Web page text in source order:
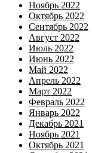
Ноябрь 2022
Октябрь 2022
Сентябрь 2022
Август 2022
Июль 2022
Июнь 2022
Май 2022
Апрель 2022
Март 2022
Февраль 2022
Январь 2022
Декабрь 2021
Ноябрь 2021
Октябрь 2021